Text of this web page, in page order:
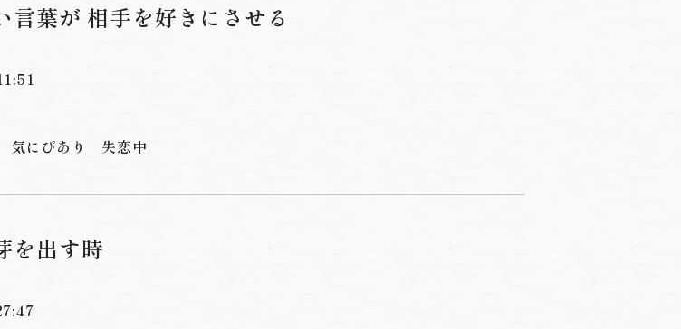
言葉が 相手を好きにさせる
気にぴあり 失恋中
を出す時